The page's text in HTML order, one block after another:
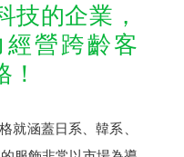
技的企業，
營跨齡客
就涵蓋日系、韓系、